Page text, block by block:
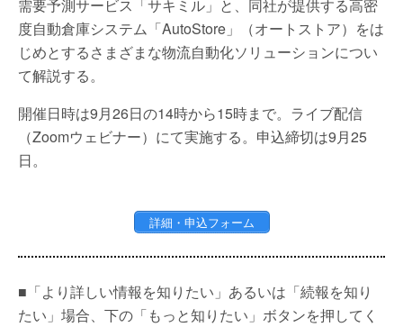
需要予測サービス「サキミル」と、同社が提供する高密
度自動倉庫システム「AutoStore」（オートストア）をは
じめとするさまざまな物流自動化ソリューションについ
て解説する。
開催日時は9月26日の14時から15時まで。ライブ配信
（Zoomウェビナー）にて実施する。申込締切は9月25
日。
詳細・申込フォーム
■「より詳しい情報を知りたい」あるいは「続報を知り
たい」場合、下の「もっと知りたい」ボタンを押してく